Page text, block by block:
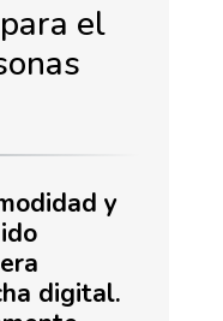
el
y
digital.